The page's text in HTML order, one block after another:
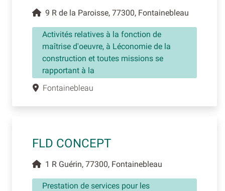
9 R de la Paroisse, 77300, Fontainebleau
Activités relatives à la fonction de
maîtrise d'oeuvre, à Léconomie de la
construction et toutes missions se
rapportant à la
Fontainebleau
FLD CONCEPT
1 R Guérin, 77300, Fontainebleau
Prestation de services pour les